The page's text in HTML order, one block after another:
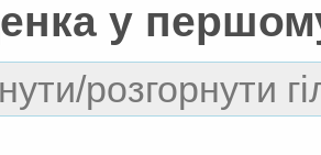
у
розгорнути